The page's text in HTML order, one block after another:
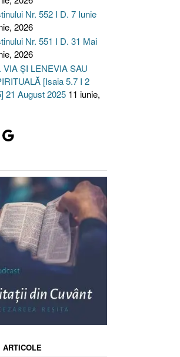
Nr. 552 I D. 7 Iunie
2026
Nr. 551 I D. 31 Mai
2026
VIA ȘI LENEVIA SAU
[Isaia 5.7 I 2
21 August 2025 11 iunie,
Google
ARTICOLE